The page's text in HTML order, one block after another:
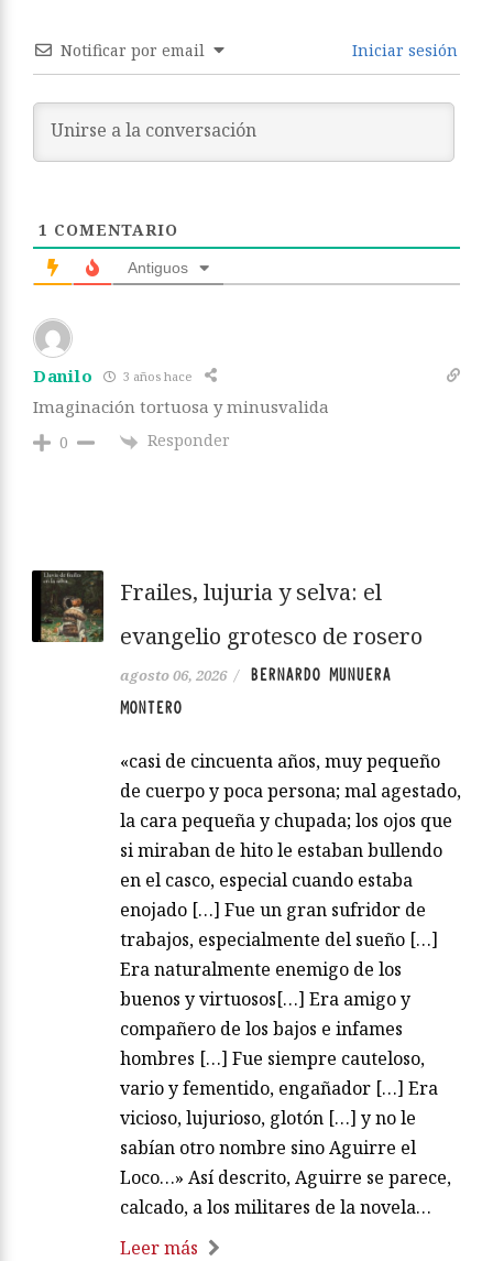
Notificar por email Iniciar sesión
1 COMENTARIO
Antiguos
Danilo 3 años hace
Imaginación tortuosa y minusvalida
0 Responder
Frailes, lujuria y selva: el
evangelio grotesco de rosero
agosto 06, 2026 /
BERNARDO MUNUERA
MONTERO
«casi de cincuenta años, muy pequeño
de cuerpo y poca persona; mal agestado,
la cara pequeña y chupada; los ojos que
si miraban de hito le estaban bullendo
en el casco, especial cuando estaba
enojado […] Fue un gran sufridor de
trabajos, especialmente del sueño […]
Era naturalmente enemigo de los
buenos y virtuosos[…] Era amigo y
compañero de los bajos e infames
hombres […] Fue siempre cauteloso,
vario y fementido, engañador […] Era
vicioso, lujurioso, glotón […] y no le
sabían otro nombre sino Aguirre el
Loco…» Así descrito, Aguirre se parece,
calcado, a los militares de la novela…
Leer más